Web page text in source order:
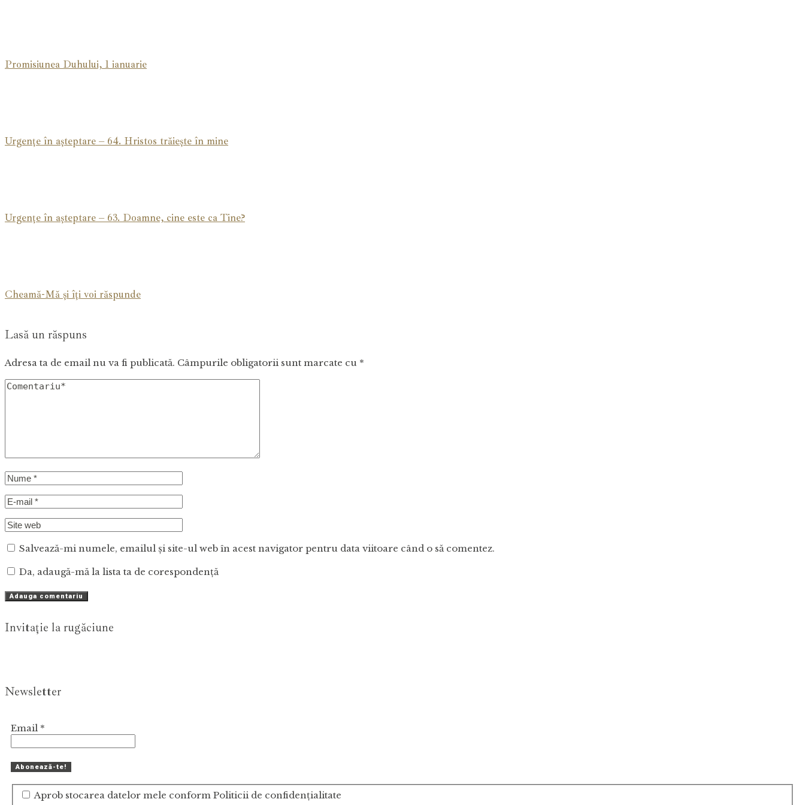
Promisiunea Duhului, 1 ianuarie
Urgențe în așteptare – 64. Hristos trăiește în mine
Urgențe în așteptare – 63. Doamne, cine este ca Tine?
Cheamă-Mă și îți voi răspunde
Lasă un răspuns
Adresa ta de email nu va fi publicată. Câmpurile obligatorii sunt marcate cu *
Salvează-mi numele, emailul și site-ul web în acest navigator pentru data viitoare când o să comentez.
Da, adaugă-mă la lista ta de corespondență
Invitaţie la rugăciune
Newsletter
Email *
Aprob stocarea datelor mele conform Politicii de confidențialitate